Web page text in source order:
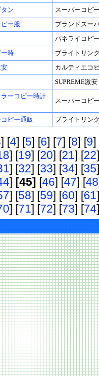
ン
スーパーコピ
ー服
ブランドスー
パネライコピ
時
ブライトリン
カルティエコ
SUPREME激安
ーコピー時計
スーパーコピ
ピー通販 ブライトリン
] [4] [5] [6] [7] [8] [9]
] [19] [20] [21] [22
] [32] [33] [34] [35
] [45] [46] [47] [48
] [58] [59] [60] [61
] [71] [72] [73] [74]